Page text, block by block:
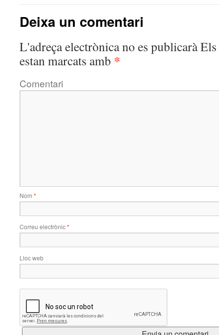
Deixa un comentari
L'adreça electrònica no es publicaràEls
estan marcats amb *
Comentari
Nom *
Correu electrònic*
Lloc web